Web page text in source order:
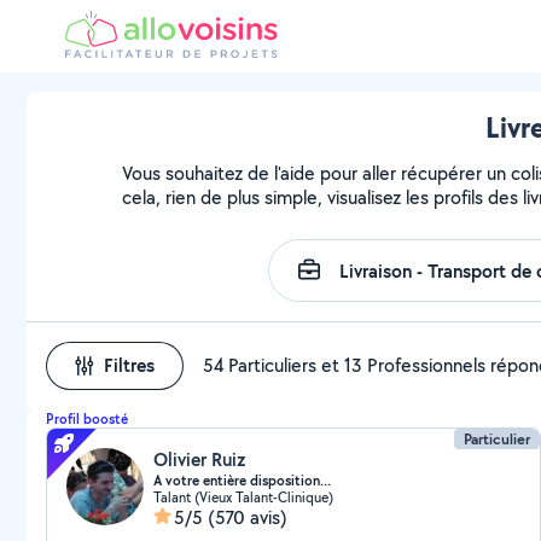
Vous souhaitez de l'aide pour aller récupérer un
cela, rien de plus simple, visualisez les profils des
Filtres 54 Particuliers et 13 Professionnels
Profil boosté
Particulier
Olivier Ruiz
A votre entière disposition...
Talant (Vieux Talant-Clinique)
5/5 (570 avis)